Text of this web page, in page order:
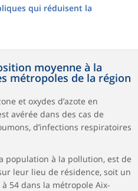
qui réduisent la
moyenne à la
métropoles de la région
et oxydes d’azote en
avérée dans des cas de
d’infections respiratoires
population à la pollution, est de
leur lieu de résidence, soit un
54 dans la métropole Aix-